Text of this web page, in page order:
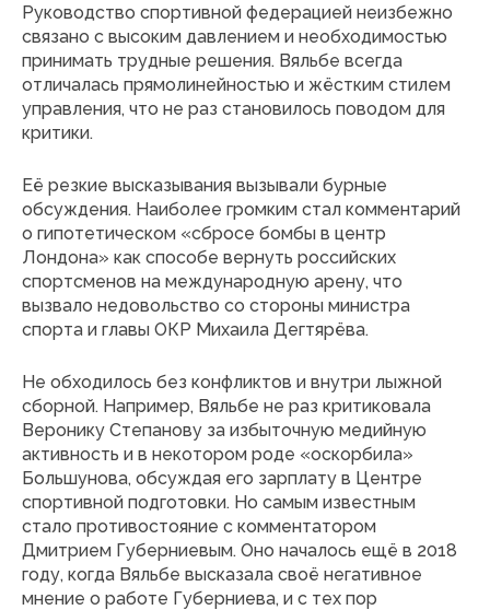
Руководство спортивной федерацией неизбежно
связано с высоким давлением и необходимостью
принимать трудные решения. Вяльбе всегда
отличалась прямолинейностью и жёстким стилем
управления, что не раз становилось поводом для
критики.
Её резкие высказывания вызывали бурные
обсуждения. Наиболее громким стал комментарий
о гипотетическом «сбросе бомбы в центр
Лондона» как способе вернуть российских
спортсменов на международную арену, что
вызвало недовольство со стороны министра
спорта и главы ОКР Михаила Дегтярёва.
Не обходилось без конфликтов и внутри лыжной
сборной. Например, Вяльбе не раз критиковала
Веронику Степанову за избыточную медийную
активность и в некотором роде «оскорбила»
Большунова, обсуждая его зарплату в Центре
спортивной подготовки. Но самым известным
стало противостояние с комментатором
Дмитрием Губерниевым. Оно началось ещё в 2018
году, когда Вяльбе высказала своё негативное
мнение о работе Губерниева, и с тех пор